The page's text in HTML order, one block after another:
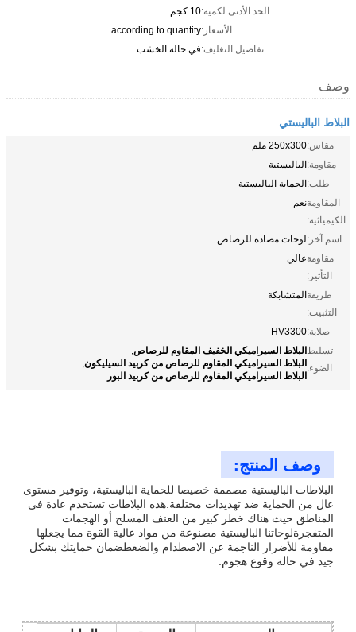
الحد الأدنى لكمية:10 كجم
الأسعار:according to quantity
تفاصيل التغليف:في حالة الخشب
وصف
البلاط الباليستي
مقاس:250x300 ملم
مقاومة:الباليستية
طلب:الحماية الباليستية
المقاومة
الكيميائية:
نعم
اسم آخر:لوحات مضادة للرصاص
مقاومة
التأثير:
عالي
طريقة
التثبيت:
المتشابكة
صلابة:HV3300
تسليط
الضوء:
البلاط السيراميكي الخفيف المقاوم للرصاص,
البلاط السيراميكي المقاوم للرصاص من كربيد السيليكون,
البلاط السيراميكي المقاوم للرصاص من كربيد البور
وصف المنتج:
البلاطات الباليستية مصممة خصيصا للحماية الباليستية، وتوفير مستوى
عال من الحماية ضد تهديدات مختلفة.هذه البلاطات تستخدم عادة في
المناطق حيث هناك خطر كبير من العنف المسلح أو الهجمات
المتفجرةلوحاتنا الباليستية مصنوعة من مواد عالية القوة مما يجعلها
مقاومة للأضرار الناجمة عن الاصطدام والضغطضمان حمايتك بشكل
جيد في حالة وقوع هجوم.